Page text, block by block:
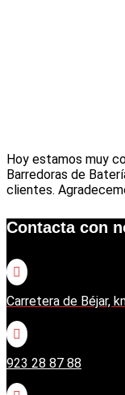
Hoy estamos muy
Barredoras de
clientes.
Contacta con

Carretera de Béjar,

923 28 87 88